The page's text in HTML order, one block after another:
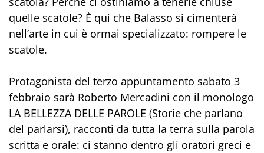
quelle scatole? È qui che Balasso si cimenterà
nell’arte in cui è ormai specializzato: rompere le
scatole.
Protagonista del terzo appuntamento sabato 3
febbraio sarà Roberto Mercadini con il monologo
LA BELLEZZA DELLE PAROLE (Storie che parlano
del parlarsi), racconti da tutta la terra sulla parola
scritta e orale: ci stanno dentro gli oratori greci e